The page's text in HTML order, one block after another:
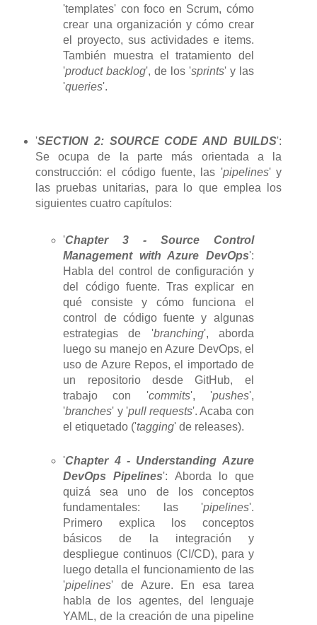
'templates' con foco en Scrum, cómo
crear una organización y cómo crear
el proyecto, sus actividades e items.
También muestra el tratamiento del
'product backlog', de los 'sprints' y las
'queries'.
'SECTION 2: SOURCE CODE AND BUILDS':
Se ocupa de la parte más orientada a la
construcción: el código fuente, las 'pipelines' y
las pruebas unitarias, para lo que emplea los
siguientes cuatro capítulos:
'Chapter 3 - Source Control
Management with Azure DevOps':
Habla del control de configuración y
del código fuente. Tras explicar en
qué consiste y cómo funciona el
control de código fuente y algunas
estrategias de 'branching', aborda
luego su manejo en Azure DevOps, el
uso de Azure Repos, el importado de
un repositorio desde GitHub, el
trabajo con 'commits', 'pushes',
'branches' y 'pull requests'. Acaba con
el etiquetado ('tagging' de releases).
'Chapter 4 - Understanding Azure
DevOps Pipelines': Aborda lo que
quizá sea uno de los conceptos
fundamentales: las 'pipelines'.
Primero explica los conceptos
básicos de la integración y
despliegue continuos (CI/CD), para y
luego detalla el funcionamiento de las
'pipelines' de Azure. En esa tarea
habla de los agentes, del lenguaje
YAML, de la creación de una pipeline